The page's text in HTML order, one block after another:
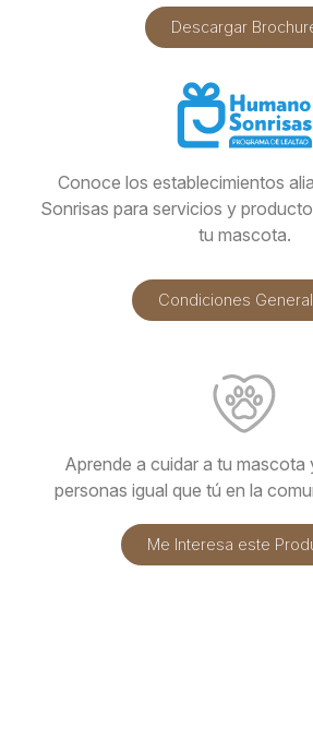
Descargar
Conoce los establecimientos
Sonrisas para servicios y
tu mascota.
Condiciones
Aprende a cuidar a tu
personas igual que tú en la
Me Interesa este